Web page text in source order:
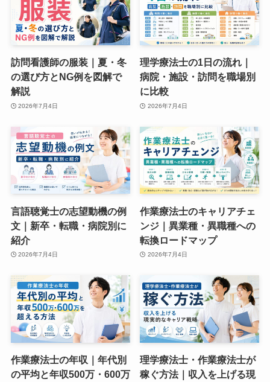
訪問看護師の服装｜夏・冬
の選び方とNG例を図解で
解説
2026年7月4日
理学療法士の1日の流れ｜
病院・施設・訪問を職場別
に比較
2026年7月4日
言語聴覚士の志望動機の例
文｜新卒・転職・病院別に
紹介
2026年7月4日
作業療法士のキャリアチェ
ンジ｜異業種・異職種への
転換ロードマップ
2026年7月4日
作業療法士の年収｜年代別
の平均と年収500万・600万
理学療法士・作業療法士が
稼ぐ方法｜収入を上げる現